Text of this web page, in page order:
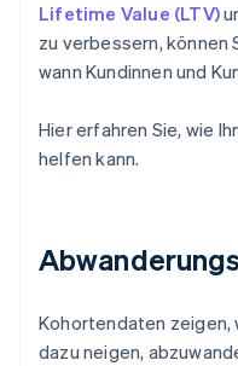
Lifetime Value (LTV)
zu verbessern, können
wann Kundinnen und
Hier erfahren Sie, wie
helfen kann.
Kohortendaten zeigen,
dazu neigen,